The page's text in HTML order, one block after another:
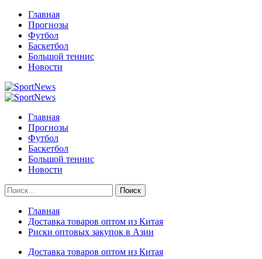
Перейти
содержимому
Главная
Прогнозы
Футбол
Баскетбол
Большой теннис
Новости
Primary
Главная
Прогнозы
Футбол
Баскетбол
Большой теннис
Новости
Найти:
Главная
Доставка товаров оптом из Китая
Риски оптовых закупок в Азии
Доставка товаров оптом из Китая